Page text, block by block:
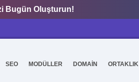
Bugün Oluşturun!
SEO MODÜLLER DOMAİN ORTAKLIK